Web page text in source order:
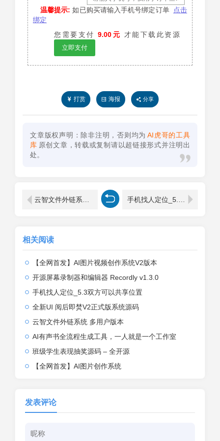
温馨提示: 如已购买请输入手机号绑定订单
点击
绑定
您需要支付9.00元 才能下载此资源
立即支付
打赏 海报 分享
文章版权声明：除非注明，否则均为 AI虎哥的工具
库 原创文章，转载或复制请以超链接形式并注明出
处。
云智文件外链系统 多用户版本 手机找人定位_5.3双方可以共享位置
相关阅读
【全网首发】AI图片视频创作系统V2版本
开源屏幕录制器和编辑器 Recordly v1.3.0
手机找人定位_5.3双方可以共享位置
全新UI 阅后即焚V2正式版系统源码
云智文件外链系统 多用户版本
AI有声书全流程生成工具，一人就是一个工作室
班级学生表现抽奖源码 – 全开源
【全网首发】AI图片创作系统
发表评论